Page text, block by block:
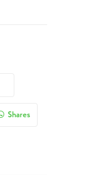
Shares